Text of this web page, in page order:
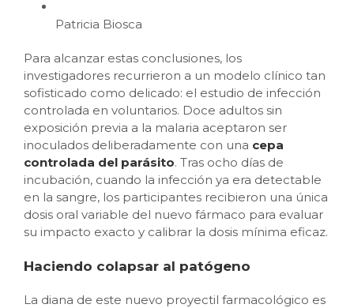
Patricia Biosca
Para alcanzar estas conclusiones, los
investigadores recurrieron a un modelo clínico tan
sofisticado como delicado: el estudio de infección
controlada en voluntarios. Doce adultos sin
exposición previa a la malaria aceptaron ser
inoculados deliberadamente con una cepa
controlada del parásito. Tras ocho días de
incubación, cuando la infección ya era detectable
en la sangre, los participantes recibieron una única
dosis oral variable del nuevo fármaco para evaluar
su impacto exacto y calibrar la dosis mínima eficaz.
Haciendo colapsar al patógeno
La diana de este nuevo proyectil farmacológico es